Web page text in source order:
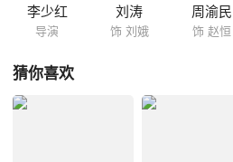
李少红
导演
刘涛
饰 刘娥
周渝民
饰 赵恒
猜你喜欢